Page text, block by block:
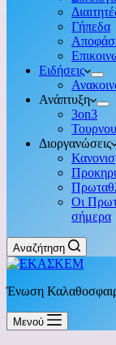
Γήπεδα
Ειδήσεις
Ανάπτυξη
3on3
Διοργανώσεις
Οι
σήμερα
Αναζήτηση
Ένωση
Μενού